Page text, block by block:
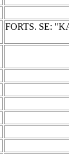
FORTS. SE: